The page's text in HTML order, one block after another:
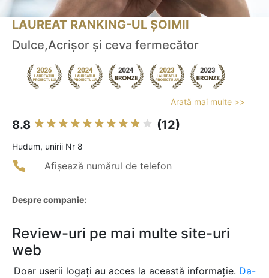
LAUREAT RANKING-UL ȘOIMII
Dulce,Acrișor și ceva fermecător
Arată mai multe >>
8.8 (12)
Hudum, unirii Nr 8
Afișează numărul de telefon
Despre companie:
Review-uri pe mai multe site-uri
web
Doar userii logați au acces la această informație. Da-